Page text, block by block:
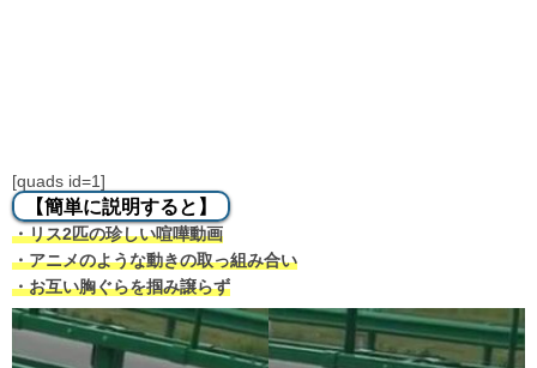
[quads id=1]
【簡単に説明すると】
・リス2匹の珍しい喧嘩動画
・アニメのような動きの取っ組み合い
・お互い胸ぐらを掴み譲らず